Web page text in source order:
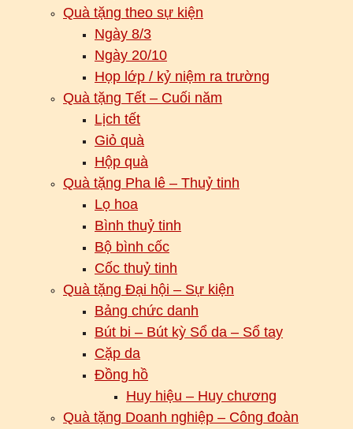
Quà tặng theo sự kiện
Ngày 8/3
Ngày 20/10
Họp lớp / kỷ niệm ra trường
Quà tặng Tết – Cuối năm
Lịch tết
Giỏ quà
Hộp quà
Quà tặng Pha lê – Thuỷ tinh
Lọ hoa
Bình thuỷ tinh
Bộ bình cốc
Cốc thuỷ tinh
Quà tặng Đại hội – Sự kiện
Bảng chức danh
Bút bi – Bút kỳ Sổ da – Sổ tay
Cặp da
Đồng hồ
Huy hiệu – Huy chương
Quà tặng Doanh nghiệp – Công đoàn